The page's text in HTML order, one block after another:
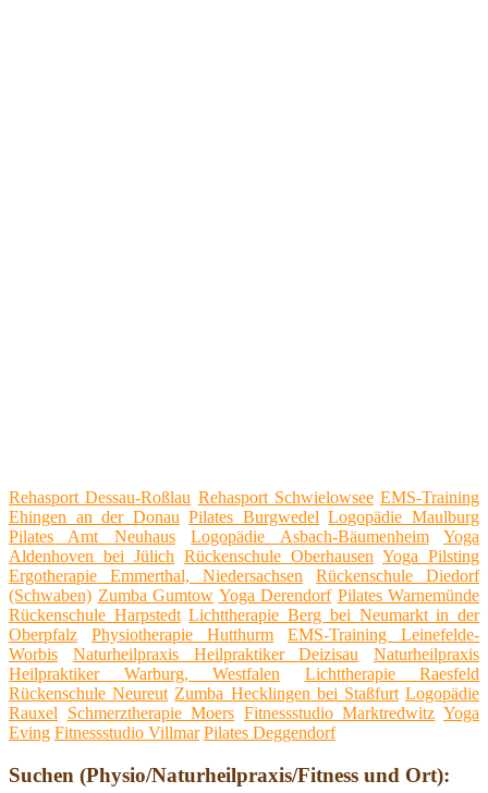
Rehasport Dessau-Roßlau Rehasport Schwielowsee EMS-Training
Ehingen an der Donau Pilates Burgwedel Logopädie Maulburg
Pilates Amt Neuhaus
Logopädie Asbach-Bäumenheim
Yoga
Aldenhoven bei Jülich Rückenschule Oberhausen Yoga Pilsting
Ergotherapie Emmerthal, Niedersachsen
Rückenschule Diedorf
(Schwaben) Zumba Gumtow Yoga Derendorf Pilates Warnemünde
Rückenschule Harpstedt Lichttherapie Berg bei Neumarkt in der
Oberpfalz
Physiotherapie Hutthurm
EMS-Training Leinefelde-
Worbis
Naturheilpraxis Heilpraktiker Deizisau
Naturheilpraxis
Heilpraktiker Warburg, Westfalen
Lichttherapie Raesfeld
Rückenschule Neureut Zumba Hecklingen bei Staßfurt Logopädie
Rauxel
Schmerztherapie Moers Fitnessstudio Marktredwitz Yoga
Eving Fitnessstudio Villmar Pilates Deggendorf
Suchen (Physio/Naturheilpraxis/Fitness und Ort):